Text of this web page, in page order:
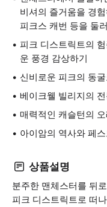
비셔의 즐거움을 경
피크스 캐번 등을 둘
피크 디스트릭트의
운 풍경 감상하기
신비로운 피크의 동
베이크웰 빌리지의
매력적인 캐슬턴의
아이암의 역사와 페
상품설명
분주한 맨체스터를 뒤
피크 디스트릭트로 떠